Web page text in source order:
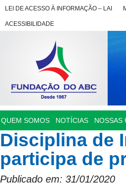
LEI DE ACESSO À INFORMAÇÃO – LAI
ACESSIBILIDADE
QUEM SOMOS NOTÍCIAS NOSSAS
Disciplina de
participa de
Publicado em: 31/01/2020